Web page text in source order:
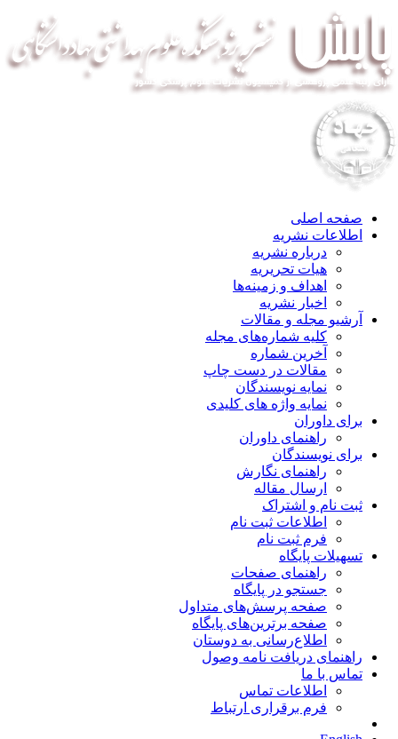
صفحه اصلی
اطلاعات نشریه
درباره نشریه
هیات تحریریه
اهداف و زمینه‌ها
اخبار نشریه
آرشیو مجله و مقالات
کلیه شماره‌های مجله
آخرین شماره
مقالات در دست چاپ
نمایه نویسندگان
نمایه واژه های کلیدی
برای داوران
راهنمای داوران
برای نویسندگان
راهنمای نگارش
ارسال مقاله
ثبت نام و اشتراک
اطلاعات ثبت نام
فرم ثبت نام
تسهیلات پایگاه
راهنمای صفحات
جستجو در پایگاه
صفحه پرسش‌های متداول
صفحه برترین‌های پایگاه
اطلاع‌رسانی به دوستان
راهنمای دریافت نامه وصول
تماس با ما
اطلاعات تماس
فرم برقراری ارتباط